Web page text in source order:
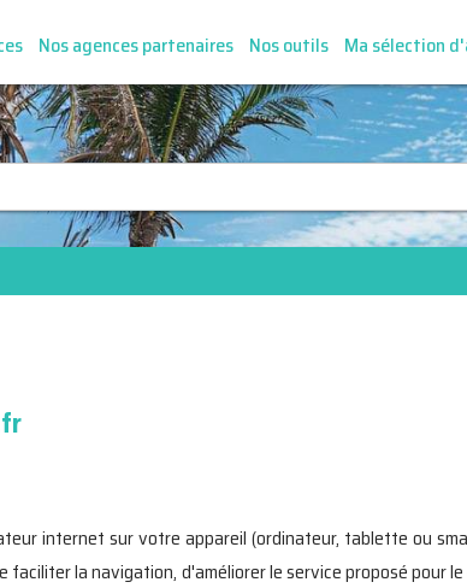
Nos agences partenaires Nos outils Ma sélection
internet sur votre appareil (ordinateur, tablette ou
la navigation, d'améliorer le service proposé pour